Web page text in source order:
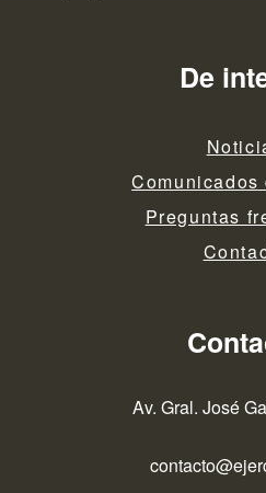
De
Comunicados
Preguntas
Av. Gral. José